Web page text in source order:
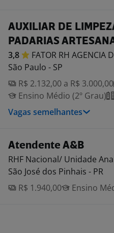
AUXILIAR DE
PADARIAS
3,8 FATOR RH AGENCIA
São Paulo - SP
R$ 2.132,00 a R$ 3.000,00
Ensino Médio (2º Grau)
Vagas semelhantes
Atendente A&B
RHF Nacional/ Unidade
São José dos Pinhais - PR
R$ 1.940,00
Ensino